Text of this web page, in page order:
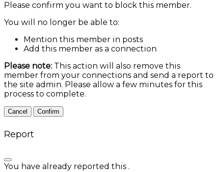
Please confirm you want to block this member.
You will no longer be able to:
Mention this member in posts
Add this member as a connection
Please note: This action will also remove this
member from your connections and send a report to
the site admin. Please allow a few minutes for this
process to complete.
Confirm
Report
You have already reported this .